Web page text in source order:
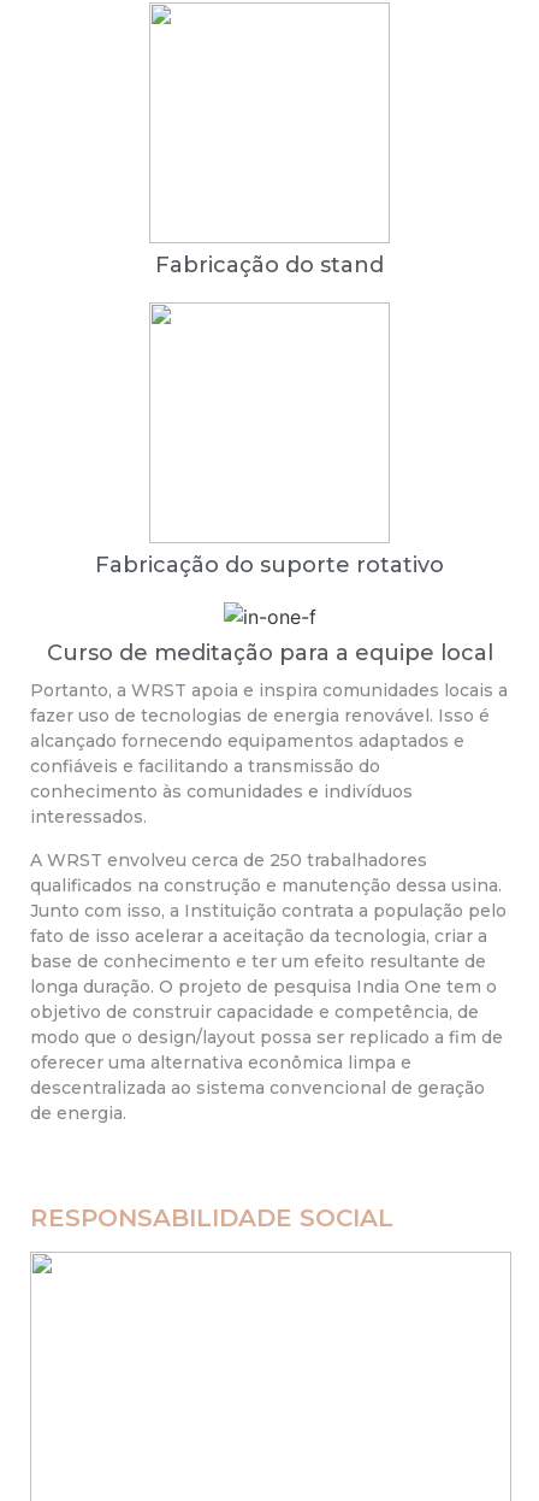
Fabricação do stand
Fabricação do suporte rotativo
Curso de meditação para a equipe local
Portanto, a WRST apoia e inspira comunidades locais a
fazer uso de tecnologias de energia renovável. Isso é
alcançado fornecendo equipamentos adaptados e
confiáveis e facilitando a transmissão do
conhecimento às comunidades e indivíduos
interessados.
A WRST envolveu cerca de 250 trabalhadores
qualificados na construção e manutenção dessa usina.
Junto com isso, a Instituição contrata a população pelo
fato de isso acelerar a aceitação da tecnologia, criar a
base de conhecimento e ter um efeito resultante de
longa duração. O projeto de pesquisa India One tem o
objetivo de construir capacidade e competência, de
modo que o design/layout possa ser replicado a fim de
oferecer uma alternativa econômica limpa e
descentralizada ao sistema convencional de geração
de energia.
RESPONSABILIDADE SOCIAL